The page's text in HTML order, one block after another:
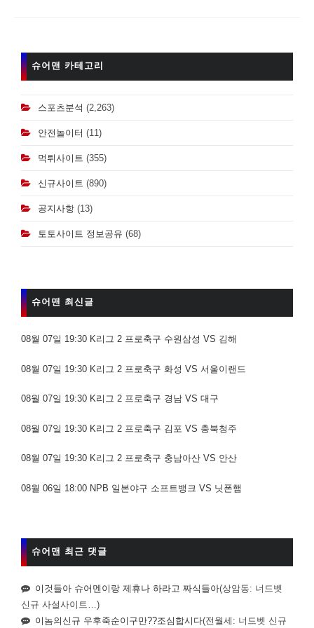
슈어맨 카테고리
스포츠분석 (2,263)
안전놀이터 (11)
먹튀사이트 (355)
신규사이트 (890)
공지사항 (13)
토토사이트 정보공유 (68)
슈어맨 최신글
08월 07일 19:30 K리그 2 프로축구 수원삼성 VS 김해
08월 07일 19:30 K리그 2 프로축구 화성 VS 서울이랜드
08월 07일 19:30 K리그 2 프로축구 경남 VS 대구
08월 07일 19:30 K리그 2 프로축구 김포 VS 충북청주
08월 07일 19:30 K리그 2 프로축구 충남아산 VS 안산
08월 06일 18:00 NPB 일본야구 소프트뱅크 VS 닛폰햄
슈어맨 최근 댓글
이것들아 슈어멘이랑 제휴나 하라고 짜식들아(상암동: 너드벳
신규 사설사이트…)
이놈의신규 우후죽순이구만??조심합시다(전월세: 너드벳 신규